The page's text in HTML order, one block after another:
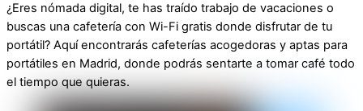
¿Eres nómada digital, te has traído trabajo de vacaciones o
buscas una cafetería con Wi-Fi gratis donde disfrutar de tu
portátil? Aquí encontrarás cafeterías acogedoras y aptas para
portátiles en Madrid, donde podrás sentarte a tomar café todo
el tiempo que quieras.